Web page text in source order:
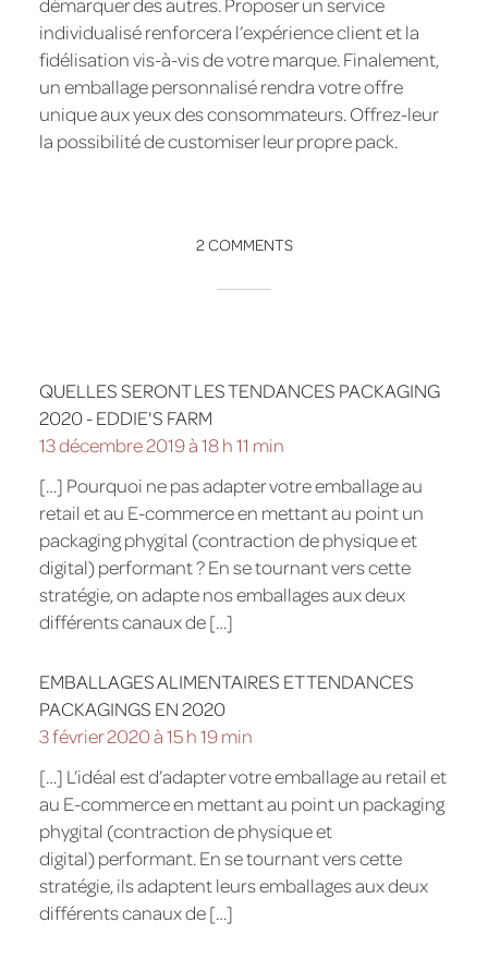
individualisé renforcera l’expérience client et la
fidélisation vis-à-vis de votre marque. Finalement,
un emballage personnalisé rendra votre offre
unique aux yeux des consommateurs. Offrez-leur
la possibilité de customiser leur propre pack.
2 COMMENTS
QUELLES SERONT LES TENDANCES PACKAGING
2020 - EDDIE'S FARM
13 décembre 2019 à 18 h 11 min
[…] Pourquoi ne pas adapter votre emballage au
retail et au E-commerce en mettant au point un
packaging phygital (contraction de physique et
digital) performant ? En se tournant vers cette
stratégie, on adapte nos emballages aux deux
différents canaux de […]
EMBALLAGES ALIMENTAIRES ET TENDANCES
PACKAGINGS EN 2020
3 février 2020 à 15 h 19 min
[…] L’idéal est d’adapter votre emballage au retail et
au E-commerce en mettant au point un packaging
phygital (contraction de physique et
digital) performant. En se tournant vers cette
stratégie, ils adaptent leurs emballages aux deux
différents canaux de […]